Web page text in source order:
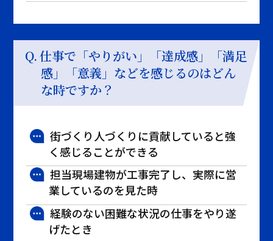
仕事で「やりがい」「達成感」「満足
感」「意義」などを感じるのはどん
な時ですか？
街づくり人づくりに貢献していると強
く感じることができる
担当現場建物が工事完了し、実際に営
業しているのを見た時
経験のない困難な状況の仕事をやり遂
げたとき